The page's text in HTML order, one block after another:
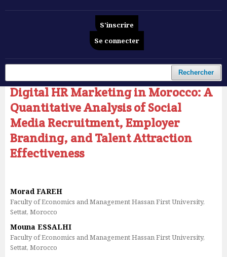
S'inscrire
Se connecter
Rechercher
Vol. 6 No 12 (2025): Revue Française d'Economie et de Gestion
Articles
Digital HR Marketing in Morocco: A
Quantitative Analysis of Social
Media Recruitment, Employer
Branding, and Talent Attraction
Effectiveness
Morad FAREH
Faculty of Economics and Management Hassan First University,
Settat, Morocco
Mouna ESSALHI
Faculty of Economics and Management Hassan First University,
Settat, Morocco